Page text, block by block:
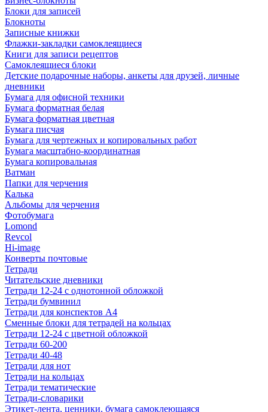
Блоки для записей
Блокноты
Записные книжки
Флажки-закладки самоклеящиеся
Книги для записи рецептов
Самоклеящиеся блоки
Детские подарочные наборы, анкеты для друзей, личные
дневники
Бумага для офисной техники
Бумага форматная белая
Бумага форматная цветная
Бумага писчая
Бумага для чертежных и копировальных работ
Бумага масштабно-координатная
Бумага копировальная
Ватман
Папки для черчения
Калька
Альбомы для черчения
Фотобумага
Lomond
Revcol
Hi-image
Конверты почтовые
Тетради
Читательские дневники
Тетради 12-24 с однотонной обложкой
Тетради бумвинил
Тетради для конспектов А4
Сменные блоки для тетрадей на кольцах
Тетради 12-24 с цветной обложкой
Тетради 60-200
Тетради 40-48
Тетради для нот
Тетради на кольцах
Тетради тематические
Тетради-словарики
Этикет-лента, ценники, бумага самоклеющаяся